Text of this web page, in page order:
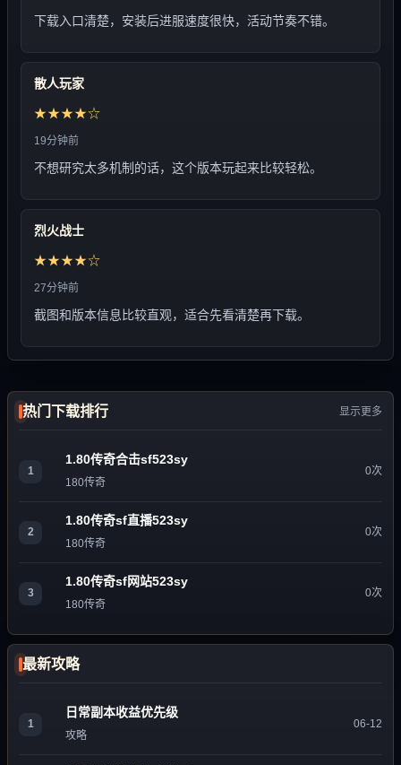
下载入口清楚，安装后进服速度很快，活动节奏不错。
散人玩家
★★★★☆
19分钟前
不想研究太多机制的话，这个版本玩起来比较轻松。
烈火战士
★★★★☆
27分钟前
截图和版本信息比较直观，适合先看清楚再下载。
热门下载排行 显示更多
1
1.80传奇合击sf523sy
180传奇
0次
2
1.80传奇sf直播523sy
180传奇
0次
3
1.80传奇sf网站523sy
180传奇
0次
最新攻略
1
日常副本收益优先级
攻略
06-12